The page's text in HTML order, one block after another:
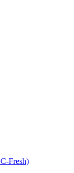
Fresh)